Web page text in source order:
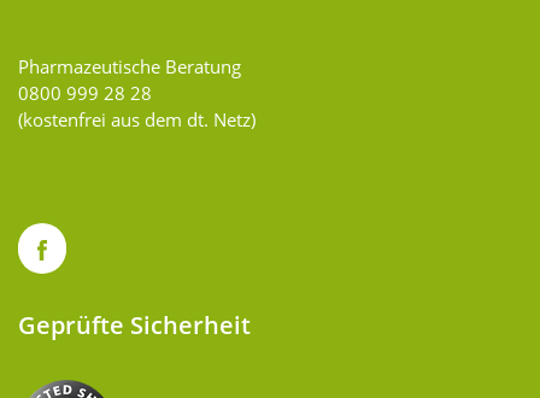
Pharmazeutische Beratung
0800 999 28 28
(kostenfrei aus dem dt. Netz)
Geprüfte Sicherheit